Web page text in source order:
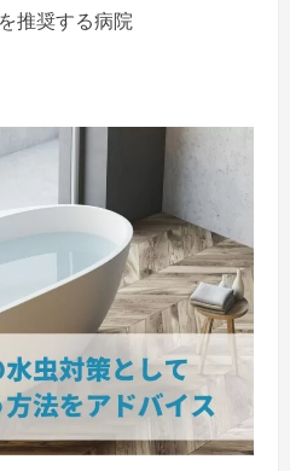
推奨する病院